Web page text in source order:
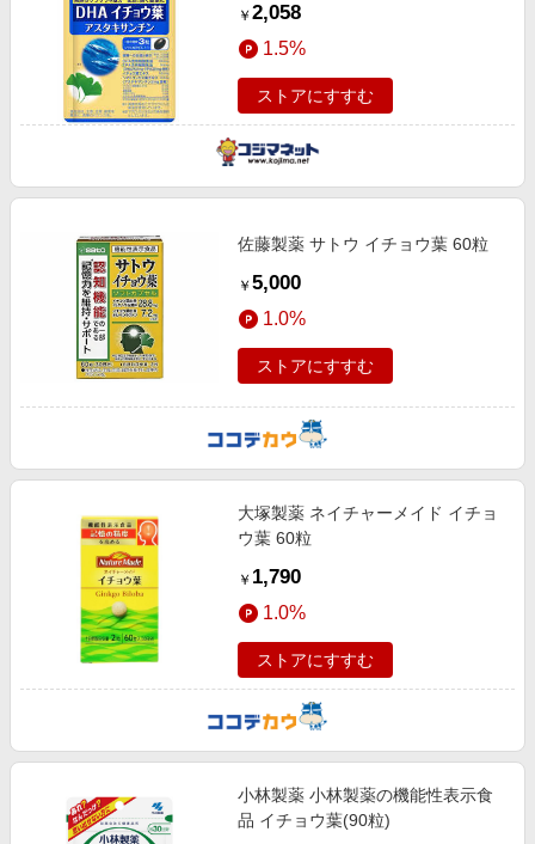
￥ 2,058
1.5%
ストアにすすむ
佐藤製薬 サトウ イチョウ葉 60粒
￥ 5,000
1.0%
ストアにすすむ
大塚製薬 ネイチャーメイド イチョ
ウ葉 60粒
￥ 1,790
1.0%
ストアにすすむ
小林製薬 小林製薬の機能性表示食
品 イチョウ葉(90粒)